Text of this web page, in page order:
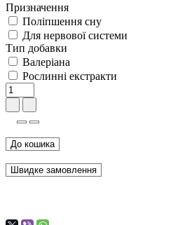
Призначення
Поліпшення сну
Для нервової системи
Тип добавки
Валеріана
Рослинні екстракти
До кошика
Швидке замовлення